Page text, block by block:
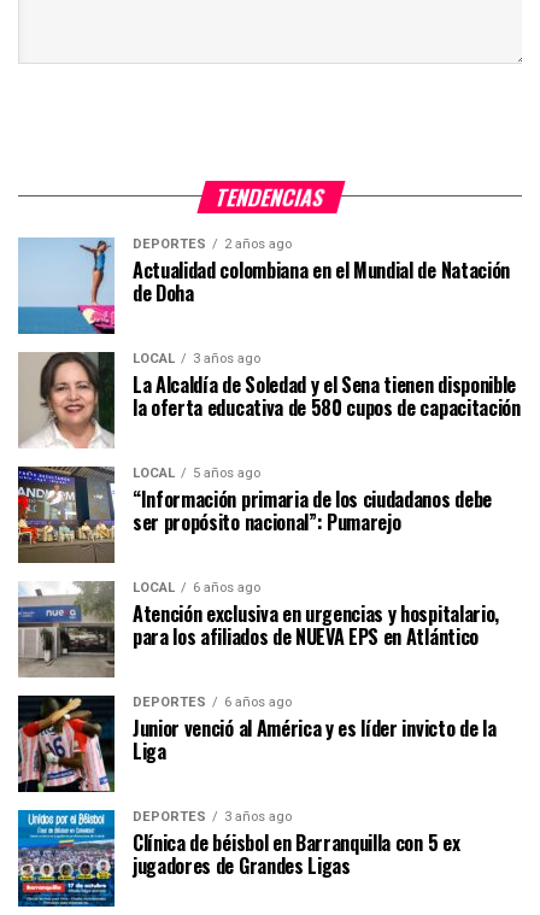
TENDENCIAS
DEPORTES 2 años ago
Actualidad colombiana en el Mundial de Natación
de Doha
LOCAL 3 años ago
La Alcaldía de Soledad y el Sena tienen disponible
la oferta educativa de 580 cupos de capacitación
LOCAL 5 años ago
“Información primaria de los ciudadanos debe
ser propósito nacional”: Pumarejo
LOCAL 6 años ago
Atención exclusiva en urgencias y hospitalario,
para los afiliados de NUEVA EPS en Atlántico
DEPORTES 6 años ago
Junior venció al América y es líder invicto de la
Liga
DEPORTES 3 años ago
Clínica de béisbol en Barranquilla con 5 ex
jugadores de Grandes Ligas